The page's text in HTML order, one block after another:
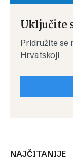
Uključite
Pridružite se
Hrvatskoj!
NAJČITANIJE